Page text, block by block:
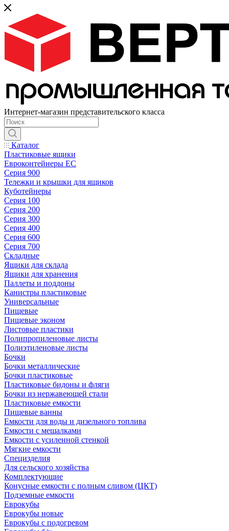
Интернет-магазин представительского класса
Каталог
Пластиковые ящики
Евроконтейнеры ЕС
Серия 900
Тележки и крышки для ящиков
Куботейнеры
Серия 100
Серия 200
Серия 300
Серия 400
Серия 600
Серия 700
Складные
Ящики для склада
Ящики для хранения
Паллеты и поддоны
Канистры пластиковые
Универсальные
Пищевые
Пищевые эконом
Листовые пластики
Полипропиленовые листы
Полиэтиленовые листы
Бочки
Бочки металлические
Бочки пластиковые
Пластиковые бидоны и фляги
Бочки из нержавеющей стали
Пластиковые емкости
Пищевые ванны
Емкости для воды и дизельного топлива
Емкости с мешалками
Емкости с усиленной стенкой
Мягкие емкости
Специзделия
Для сельского хозяйства
Комплектующие
Конусные емкости с полным сливом (ЦКТ)
Подземные емкости
Еврокубы
Еврокубы новые
Еврокубы с подогревом